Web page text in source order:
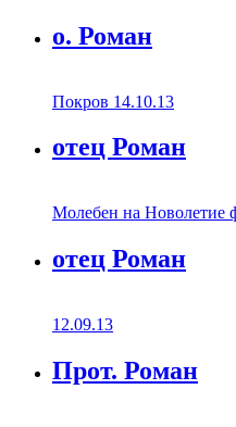
о. Роман
Покров 14.10.13
отец Роман
Молебен на Новолетие
отец Роман
12.09.13
Прот. Роман